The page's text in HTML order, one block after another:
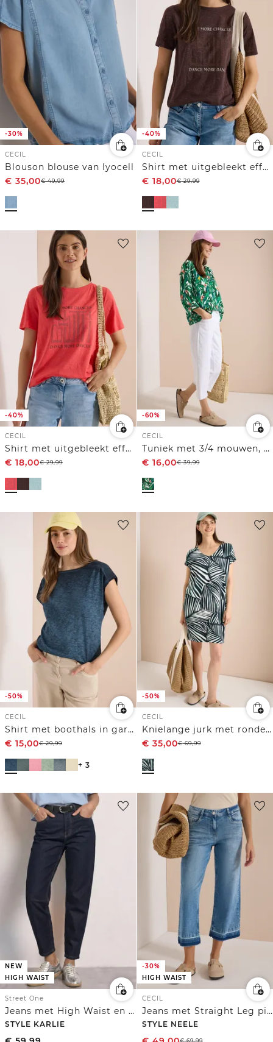
-30%
CECIL
Blouson blouse van lyocell
€ 35,00€49,99
-40%
CECIL
Shirt met uitgebleekt effect
€ 18,00€29,99
-40%
CECIL
Shirt met uitgebleekt effect
€ 18,00€29,99
-60%
CECIL
Tuniek met 3/4 mouwen, gespleten hals en print
€ 16,00€39,99
-50%
CECIL
Shirt met boothals in garment-dye look
€ 15,00€29,99
+ 3
-50%
CECIL
Knielange jurk met ronde V-hals
€ 35,00€69,99
NEW
HIGH WAIST
Street One
Jeans met High Waist en wijd uitlopende pijpen in een Loose Fit-pasvorm
STYLE KARLIE
-30%
HIGH WAIST
CECIL
Jeans met Straight Leg pijpen en een rafelige zoom
STYLE NEELE